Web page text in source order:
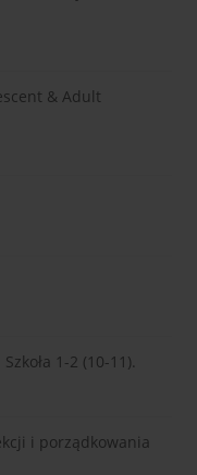
& Adult
1-2 (10-11).
i porządkowania